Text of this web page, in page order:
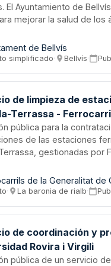
El Ayuntamiento de
mejorar la salud de los
La empresa
mediante experiencia
de Bellvís
simplificado· Bellvís·
de limpieza de
Terrassa -
pública para la
de las estaciones
gestionadas por
de estaciones de la línea
2027 hasta 2029, y
de la Generalitat de
· La baronia de rialb·
de coordinación y
Rovira i Virgili
pública de un servicio